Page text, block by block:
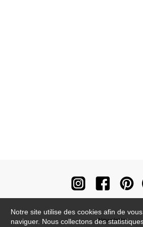
Newsletter
Notre site utilise des cookies afin de
naviguer. Nous collectons des